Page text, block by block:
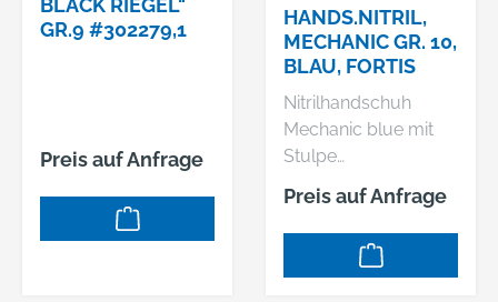
e, Elektronikindustrie,
Computerindustrie,
Material: Nitril Stärke:
Länge: 240–260
Farbe: blau
BLACK RIEGEL"
GR.9 #302279,1
Preis auf Anfrage
HANDS.NITRIL,
MECHANIC GR. 10,
BLAU, FORTIS
Nitrilhandschuh
Mechanic blue mit
Stulpe
Zulassung/Norm:
EN 388, EN 420
Eigenschaften: •
Preis auf Anfrage